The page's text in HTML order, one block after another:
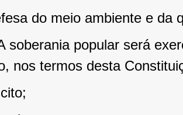
do meio ambiente e da
soberania popular será
nos termos desta